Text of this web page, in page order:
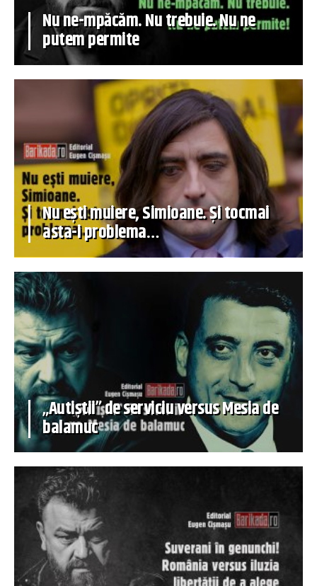
Nu ne-mpăcăm. Nu trebuie. Nu ne
putem permite
Nu ești muiere, Simioane. Și tocmai
asta-i problema…
„Autiștii” de serviciu versus Mesia de
balamuc